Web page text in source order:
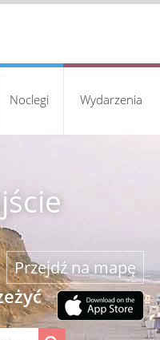
Noclegi Wydarzenia
Przejdź na mapę